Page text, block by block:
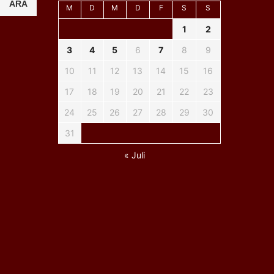
ARA M D M D F S S
1
2
3
4 5 6 7 8
9
10
11 12 13 14 15
16
17
18 19 20 21 22
23
24
25 26 27 28 29
30
31
« Juli